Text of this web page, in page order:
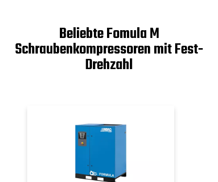
Beliebte Fomula M
Schraubenkompressoren mit Fest-
Drehzahl